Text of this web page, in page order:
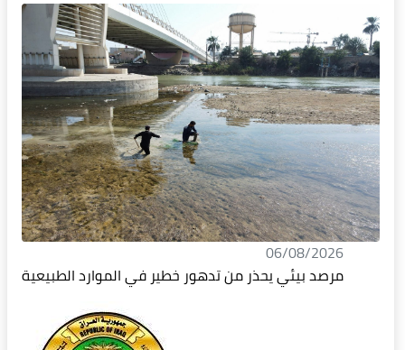
06/08/2026
مرصد بيئي يحذر من تدهور خطير في الموارد الطبيعية